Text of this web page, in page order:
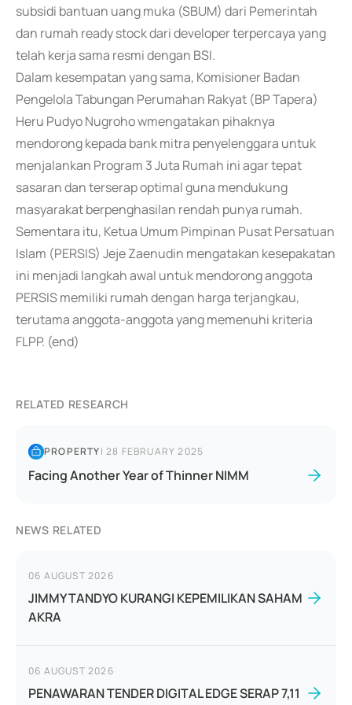
subsidi bantuan uang muka (SBUM) dari Pemerintah
dan rumah ready stock dari developer terpercaya yang
telah kerja sama resmi dengan BSI.
Dalam kesempatan yang sama, Komisioner Badan
Pengelola Tabungan Perumahan Rakyat (BP Tapera)
Heru Pudyo Nugroho wmengatakan pihaknya
mendorong kepada bank mitra penyelenggara untuk
menjalankan Program 3 Juta Rumah ini agar tepat
sasaran dan terserap optimal guna mendukung
masyarakat berpenghasilan rendah punya rumah.
Sementara itu, Ketua Umum Pimpinan Pusat Persatuan
Islam (PERSIS) Jeje Zaenudin mengatakan kesepakatan
ini menjadi langkah awal untuk mendorong anggota
PERSIS memiliki rumah dengan harga terjangkau,
terutama anggota-anggota yang memenuhi kriteria
FLPP. (end)
RELATED RESEARCH
PROPERTY|28 FEBRUARY 2025
Facing Another Year of Thinner NIMM
NEWS RELATED
06 AUGUST 2026
JIMMY TANDYO KURANGI KEPEMILIKAN SAHAM
AKRA
06 AUGUST 2026
PENAWARAN TENDER DIGITAL EDGE SERAP 7,11